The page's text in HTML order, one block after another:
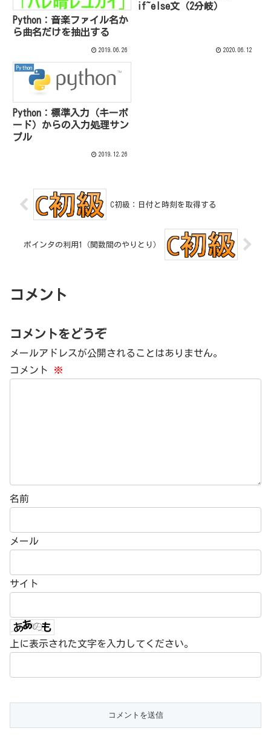
Python：音楽ファイル名か
ら曲名だけを抽出する
2019.06.26
if~else文（2分岐）
2020.06.12
Python
Python：標準入力（キーボ
ード）からの入力処理サン
プル
2019.12.26
C初級：日付と時刻を取得する
ポインタの利用1（関数間のやりとり）
コメント
コメントをどうぞ
メールアドレスが公開されることはありません。
コメント
※
名前
メール
サイト
上に表示された文字を入力してください。